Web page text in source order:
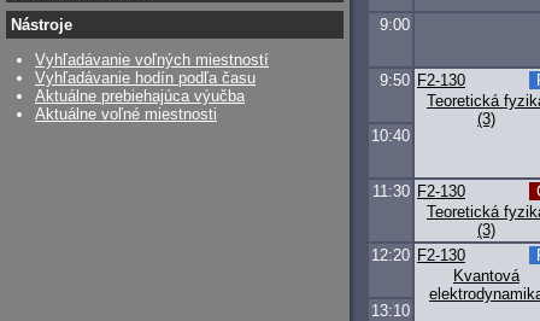
9:00
9:50
Teoretická
(3)
F2-130
10:40
11:30
Teoretická
(3)
F2-130
12:20
Kvantová
F2-130
13:10
Nástroje
Vyhľadávanie voľných miestností
Vyhľadávanie hodín podľa času
Aktuálne prebiehajúca výučba
Aktuálne voľné miestnosti